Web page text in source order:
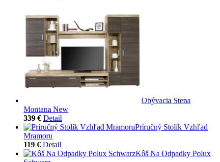
Obývacia Stena
Montana New
339 € Detail
Príručný Stolík Vzhľad
Mramoru
119 € Detail
Kôš Na Odpadky Polux